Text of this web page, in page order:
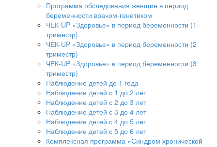
Программа обследования женщин в период
беременности врачом-генетиком
ЧЕК-UP «Здоровье» в период беременности (1
триместр)
ЧЕК-UP «Здоровье» в период беременности (2
триместр)
ЧЕК-UP «Здоровье» в период беременности (3
триместр)
Наблюдение детей до 1 года
Наблюдение детей с 1 до 2 лет
Наблюдение детей с 2 до 3 лет
Наблюдение детей с 3 до 4 лет
Наблюдение детей с 4 до 5 лет
Наблюдение детей с 5 до 6 лет
Комплексная программа «Синдром хронической